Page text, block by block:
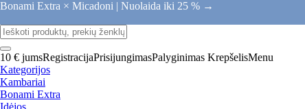
Bonami Extra × Micadoni | Nuolaida iki 25 % →
10 € jumsRegistracijaPrisijungimasPalyginimas KrepšelisMenu
Kategorijos
Kambariai
Bonami Extra
Idėjos